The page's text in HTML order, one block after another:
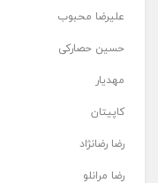
علیرضا محبوب
حسین حصارکی
مهدیار
کاپیتان
رضا رضانژاد
رضا مرانلو